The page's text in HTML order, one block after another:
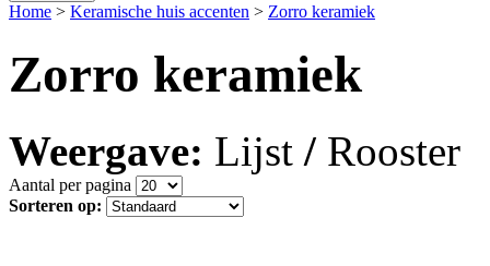
Home > Keramische huis accenten > Zorro keramiek
Zorro keramiek
Weergave: Lijst / Rooster
Aantal per pagina
Sorteren op: